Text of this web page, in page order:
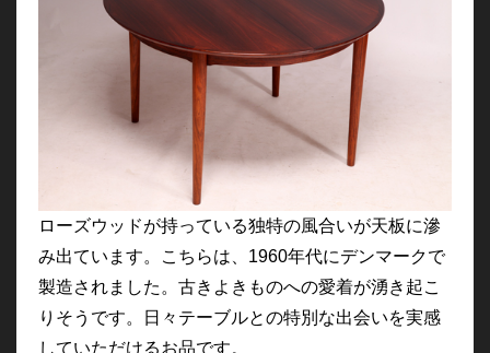
ローズウッドが持っている独特の風合いが天板に滲
み出ています。こちらは、1960年代にデンマークで
製造されました。古きよきものへの愛着が湧き起こ
りそうです。日々テーブルとの特別な出会いを実感
していただけるお品です。